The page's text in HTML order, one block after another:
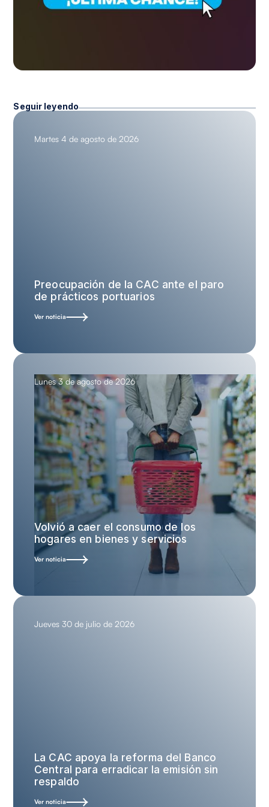
Seguir leyendo
Martes 4 de agosto de 2026
Preocupación de la CAC ante el paro
de prácticos portuarios
Ver noticia
Lunes 3 de agosto de 2026
Volvió a caer el consumo de los
hogares en bienes y servicios
Ver noticia
Jueves 30 de julio de 2026
La CAC apoya la reforma del Banco
Central para erradicar la emisión sin
respaldo
Ver noticia